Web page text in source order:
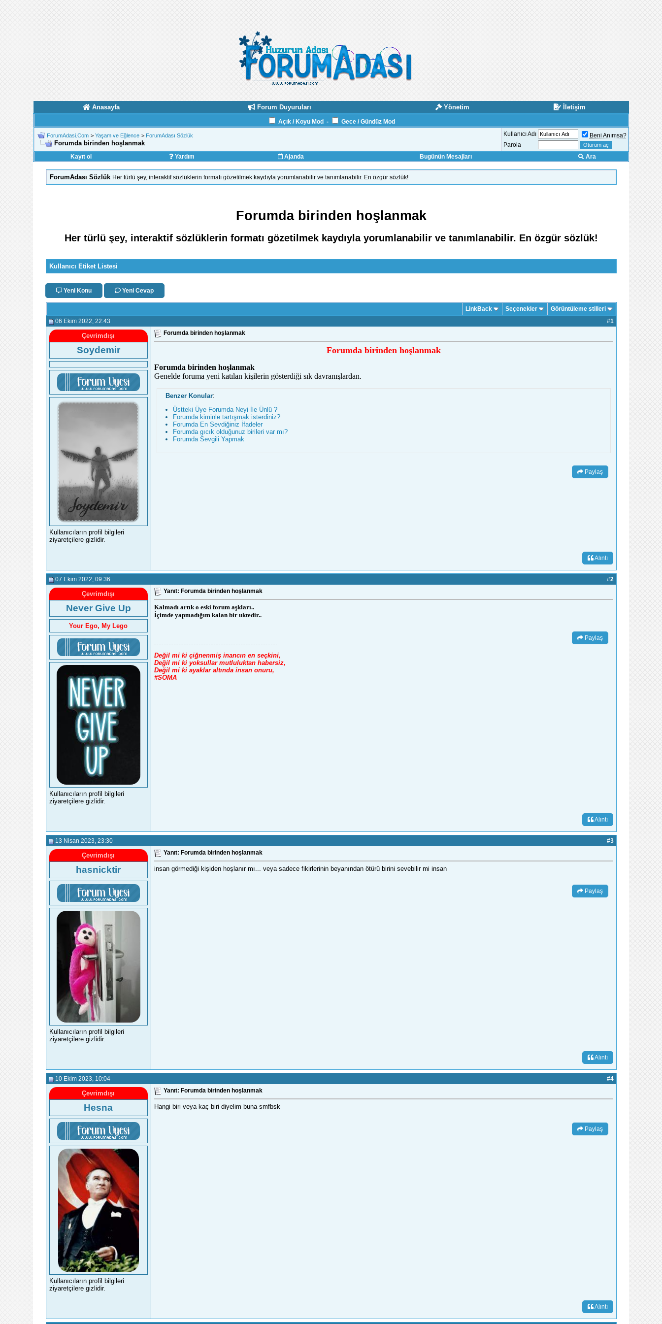
Anasayfa Forum Duyuruları Yönetim İletişim
Açık / Koyu Mod - Gece / Gündüz Mod
ForumAdasi.Com > Yaşam ve Eğlence > ForumAdası Sözlük
Forumda birinden hoşlanmak
Kullanıcı Adı
Beni Anımsa?
Parola
Kayıt ol
Yardım Ajanda Bugünün Mesajları Ara
ForumAdası Sözlük Her türlü şey, interaktif sözlüklerin formatı gözetilmek kaydıyla yorumlanabilir ve tanımlanabilir. En özgür sözlük!
Forumda birinden hoşlanmak
Her türlü şey, interaktif sözlüklerin formatı gözetilmek kaydıyla yorumlanabilir ve tanımlanabilir. En özgür sözlük!
Kullanıcı Etiket Listesi
Yeni Konu Yeni Cevap
LinkBack Seçenekler Görüntüleme stilleri
06 Ekim 2022 , 22:43 #1
Çevrimdışı
Soydemir
Kullanıcıların profil bilgileri
ziyaretçilere gizlidir.
Forumda birinden hoşlanmak
Forumda birinden hoşlanmak
Forumda birinden hoşlanmak
Genelde foruma yeni katılan kişilerin gösterdiği sık davranışlardan.
Benzer Konular:
Üstteki Üye Forumda Neyi İle Ünlü ?
Forumda kiminle tartışmak isterdiniz?
Forumda En Sevdiğiniz İfadeler
Forumda gıcık olduğunuz birileri var mı?
Forumda Sevgili Yapmak
Paylaş
Alıntı
07 Ekim 2022 , 09:36 #2
Çevrimdışı
Never Give Up
Your Ego, My Lego
Kullanıcıların profil bilgileri
ziyaretçilere gizlidir.
Yanıt: Forumda birinden hoşlanmak
Kalmadı artık o eski forum aşkları..
İçimde yapmadığım kalan bir uktedir..
Paylaş
Değil mi ki çiğnenmiş inancın en seçkini,
Değil mi ki yoksullar mutluluktan habersiz,
Değil mi ki ayaklar altında insan onuru,
#SOMA
Alıntı
13 Nisan 2023 , 23:30 #3
Çevrimdışı
hasnicktir
Kullanıcıların profil bilgileri
ziyaretçilere gizlidir.
Yanıt: Forumda birinden hoşlanmak
insan görmediği kişiden hoşlanır mı... veya sadece fikirlerinin beyanından ötürü birini sevebilir mi insan
Paylaş
Alıntı
10 Ekim 2023 , 10:04 #4
Çevrimdışı
Hesna
Kullanıcıların profil bilgileri
ziyaretçilere gizlidir.
Yanıt: Forumda birinden hoşlanmak
Hangi biri veya kaç biri diyelim buna smfbsk
Paylaş
Alıntı